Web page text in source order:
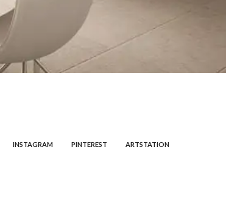
INSTAGRAM PINTEREST ARTSTATION